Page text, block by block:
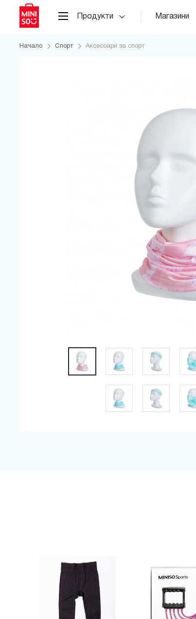
Продукти Магазини
Начало Спорт Аксесоари за спорт